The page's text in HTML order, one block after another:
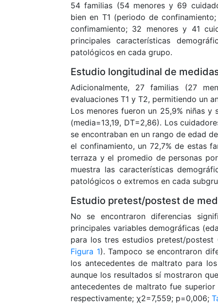
54 familias (54 menores y 69
bien en T1 (periodo de
confimamiento; 32 menores y 41
principales características
patológicos en cada grupo.
Estudio longitudinal de
Adicionalmente, 27 familias (27
evaluaciones T1 y T2, permitiendo un
Los menores fueron un 25,9% niñas
(media=13,19, DT=2,86). Los
se encontraban en un rango de edad
el confinamiento, un 72,7% de estas
terraza y el promedio de personas
muestra las características
patológicos o extremos en cada
Estudio pretest/postest de
No se encontraron diferencias
principales variables demográficas
para los tres estudios pretest/
Figura 1). Tampoco se encontraron
los antecedentes de maltrato para
aunque los resultados sí mostraron
antecedentes de maltrato fue
respectivamente; χ2=7,559; p=0,006;